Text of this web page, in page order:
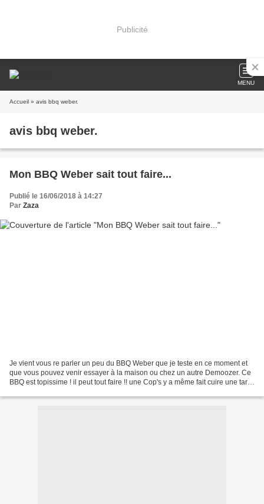
Publicité
MENU
Accueil » avis bbq weber.
avis bbq weber.
Mon BBQ Weber sait tout faire...
Publié le 16/06/2018 à 14:27
Par Zaza
Je vient vous re parler un peu du BBQ Weber que je teste en ce moment et
que vous pouvez venir essayer à la maison ou chez un autre Demoozer. Ce
BBQ est topissime ! il peut tout faire !! une Cop's y a même fait cuire une tarte